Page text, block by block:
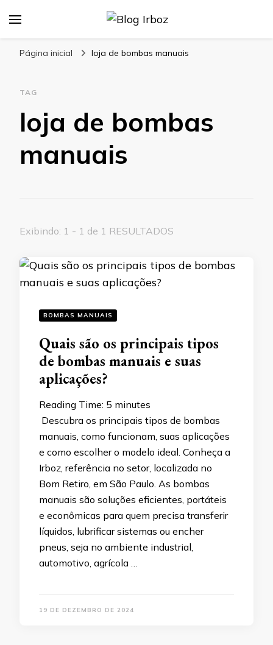
Página inicial loja de bombas manuais
TAG
loja de bombas
manuais
Exibindo: 1 - 1 de 1 RESULTADOS
BOMBAS MANUAIS
Quais são os principais tipos
de bombas manuais e suas
aplicações?
Reading Time: 5 minutes
Descubra os principais tipos de bombas
manuais, como funcionam, suas aplicações
e como escolher o modelo ideal. Conheça a
Irboz, referência no setor, localizada no
Bom Retiro, em São Paulo. As bombas
manuais são soluções eficientes, portáteis
e econômicas para quem precisa transferir
líquidos, lubrificar sistemas ou encher
pneus, seja no ambiente industrial,
automotivo, agrícola …
19 DE DEZEMBRO DE 2024